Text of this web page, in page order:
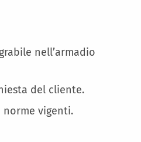
nell’armadio
del cliente.
norme vigenti.